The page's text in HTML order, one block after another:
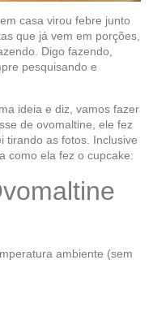
casa virou febre junto
que já vem em porções,
Digo fazendo,
pesquisando e
ideia e diz, vamos fazer
de ovomaltine, ele fez
tirando as fotos. Inclusive
como ela fez o cupcake:
ambiente (sem